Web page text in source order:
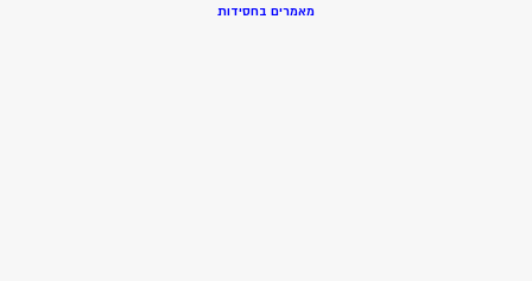
מאמרים בחסידות